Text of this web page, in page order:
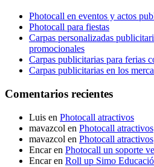
Photocall en eventos y actos
Photocall para fiestas
Carpas personalizadas
promocionales
Carpas publicitarias para ferias
Carpas publicitarias en los
Comentarios recientes
Luis en Photocall atractivos
mavazcol en Photocall atractivos
mavazcol en Photocall atractivos
Encaren Photocall un soporte
Encaren Roll up Simo